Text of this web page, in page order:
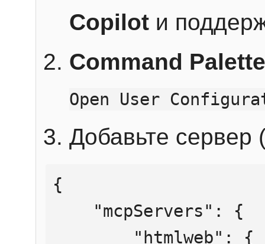
Copilot и
Command Palette
Open User
Добавьте сервер
{